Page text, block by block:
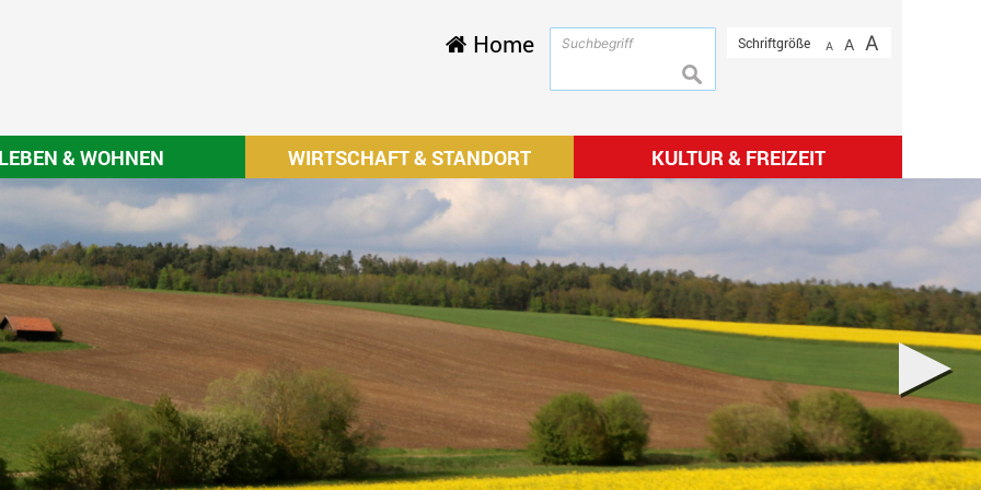
Schriftgröße A A A
suchen
Home
LEBEN & WOHNEN WIRTSCHAFT & STANDORT KULTUR & FREIZEIT